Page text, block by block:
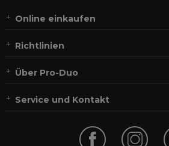
Online einkaufen
Richtlinien
Über Pro-Duo
Service und Kontakt